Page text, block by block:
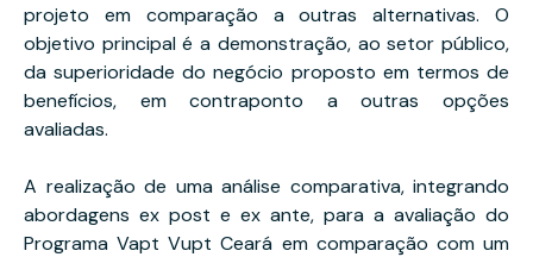
projeto em comparação a outras alternativas. O
objetivo principal é a demonstração, ao setor público,
da superioridade do negócio proposto em termos de
benefícios, em contraponto a outras opções
avaliadas.
A realização de uma análise comparativa, integrando
abordagens ex post e ex ante, para a avaliação do
Programa Vapt Vupt Ceará em comparação com um